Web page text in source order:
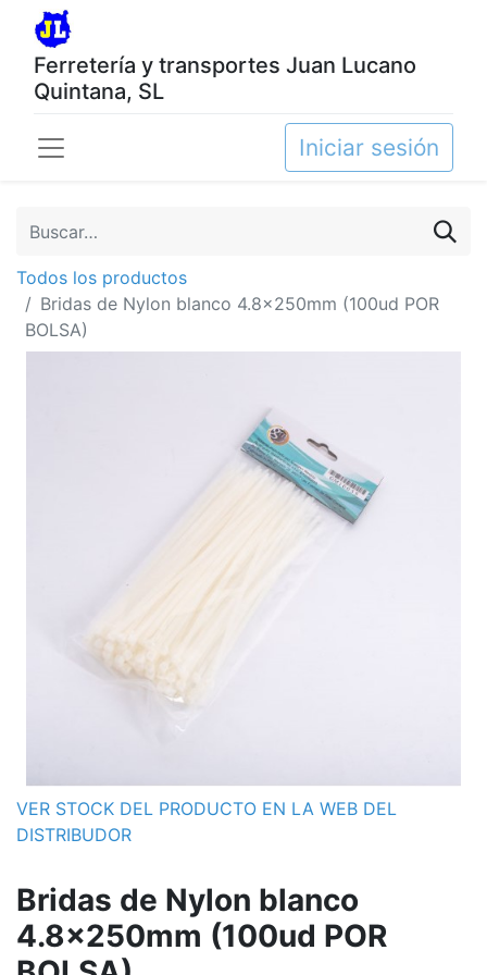
Ferretería y transportes Juan Lucano
Quintana, SL
Iniciar sesión
Todos los productos
Bridas de Nylon blanco 4.8x250mm (100ud POR
BOLSA)
VER STOCK DEL PRODUCTO EN LA WEB DEL
DISTRIBUDOR
Bridas de Nylon blanco
4.8x250mm (100ud POR